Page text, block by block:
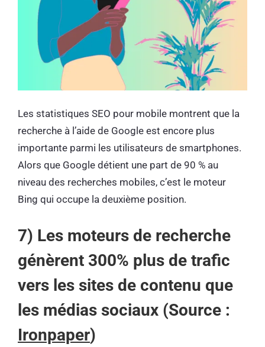
Les statistiques SEO pour mobile montrent que la
recherche à l’aide de Google est encore plus
importante parmi les utilisateurs de smartphones.
Alors que Google détient une part de 90 % au
niveau des recherches mobiles, c’est le moteur
Bing qui occupe la deuxième position.
7) Les moteurs de recherche
génèrent 300% plus de trafic
vers les sites de contenu que
les médias sociaux (Source :
Ironpaper)